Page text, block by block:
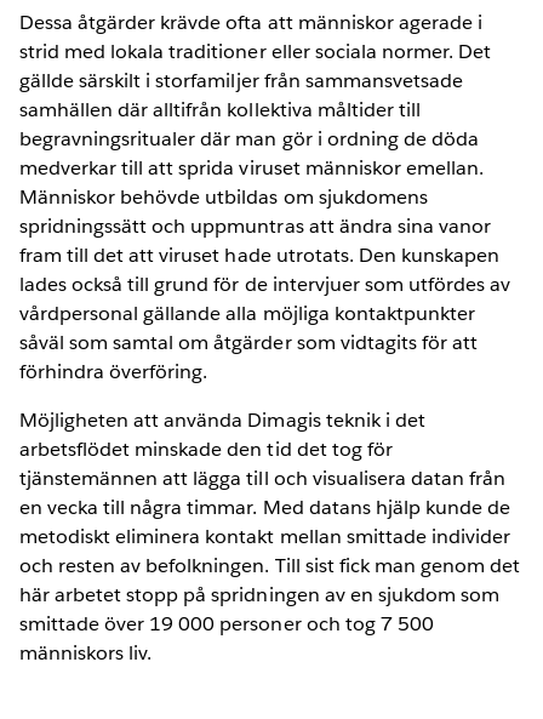
Dessa åtgärder krävde ofta att människor agerade i
strid med lokala traditioner eller sociala normer. Det
gällde särskilt i storfamiljer från sammansvetsade
samhällen där alltifrån kollektiva måltider till
begravningsritualer där man gör i ordning de döda
medverkar till att sprida viruset människor emellan.
Människor behövde utbildas om sjukdomens
spridningssätt och uppmuntras att ändra sina vanor
fram till det att viruset hade utrotats. Den kunskapen
lades också till grund för de intervjuer som utfördes av
vårdpersonal gällande alla möjliga kontaktpunkter
såväl som samtal om åtgärder som vidtagits för att
förhindra överföring.
Möjligheten att använda Dimagis teknik i det
arbetsflödet minskade den tid det tog för
tjänstemännen att lägga till och visualisera datan från
en vecka till några timmar. Med datans hjälp kunde de
metodiskt eliminera kontakt mellan smittade individer
och resten av befolkningen. Till sist fick man genom det
här arbetet stopp på spridningen av en sjukdom som
smittade över 19 000 personer och tog 7 500
människors liv.